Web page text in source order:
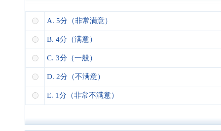
A. 5分（非常满意）
B. 4分（满意）
C. 3分（一般）
D. 2分（不满意）
E. 1分（非常不满意）